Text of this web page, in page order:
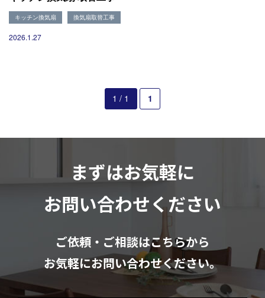
お電話でお気軽にお問い合わせください
キッチン換気扇 換気扇取替工事
2026.1.27
1 / 1 1
まずはお気軽に
お問い合わせください
ご依頼・ご相談はこちらから
お気軽にお問い合わせください。